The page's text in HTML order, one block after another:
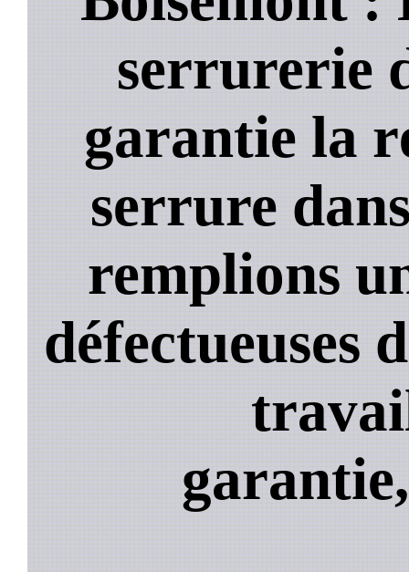
serrurerie
garantie la
serrure
remplions
défectueuses
garantie,